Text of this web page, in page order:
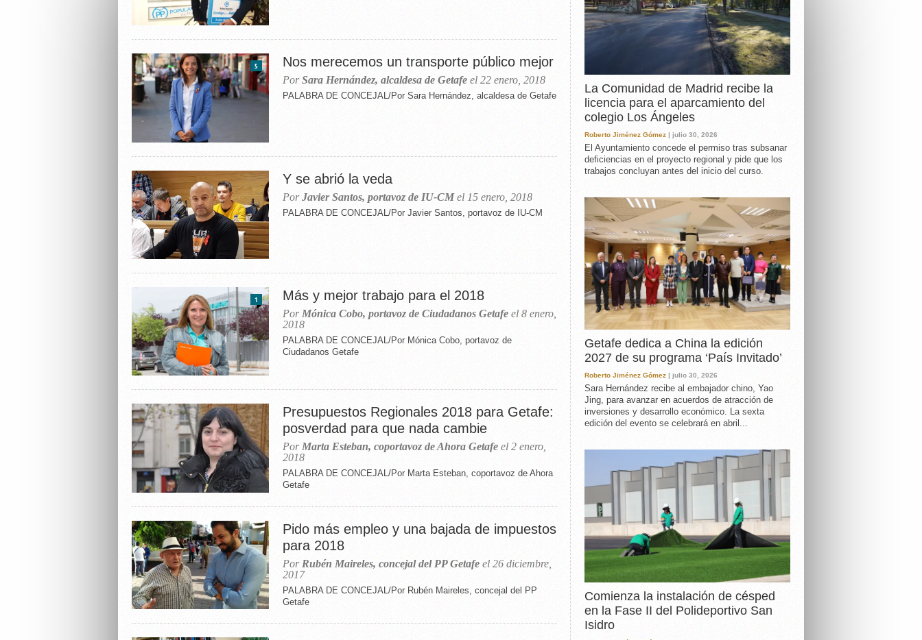
LA VOZ DE LA
EXPERIENCIA
IN MEMORIAM
MEMORIA RECUPERADA
UN MINUTO EN EL
5 Nos merecemos un transporte público mejor
PorSara Hernández, alcaldesa de Getafe el 22 enero, 2018
PALABRA DE CONCEJAL/Por Sara Hernández, alcaldesa de Getafe
Y se abrió la veda
PorJavier Santos, portavoz de IU-CMel 15 enero, 2018
PALABRA DE CONCEJAL/Por Javier Santos, portavoz de IU-CM
1 Más y mejor trabajo para el 2018
Por Mónica Cobo, portavoz de Ciudadanos Getafe el 8 enero,
2018
PALABRA DE CONCEJAL/Por Mónica Cobo, portavoz de
Ciudadanos Getafe
Presupuestos Regionales 2018 para Getafe:
posverdad para que nada cambie
Por Marta Esteban, coportavoz de Ahora Getafe el 2 enero,
2018
PALABRA DE CONCEJAL/Por Marta Esteban, coportavoz de Ahora
Getafe
Pido más empleo y una bajada de impuestos
para 2018
Por Rubén Maireles, concejal del PP Getafe el 26 diciembre,
2017
PALABRA DE CONCEJAL/Por Rubén Maireles, concejal del PP
Getafe
La Comunidad de Madrid recibe la
licencia para el aparcamiento del
colegio Los Ángeles
Roberto Jiménez Gómez | julio 30, 2026
El Ayuntamiento concede el permiso tras subsanar
deficiencias en el proyecto regional y pide que los
trabajos concluyan antes del inicio del curso.
Getafe dedica a China la edición
2027 de su programa ‘País Invitado’
Roberto Jiménez Gómez | julio 30, 2026
Sara Hernández recibe al embajador chino, Yao
Jing, para avanzar en acuerdos de atracción de
inversiones y desarrollo económico. La sexta
edición del evento se celebrará en abril...
Comienza la instalación de césped
en la Fase II del Polideportivo San
Isidro